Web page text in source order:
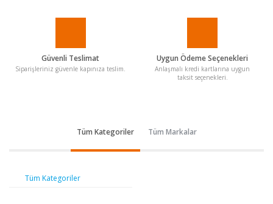
Güvenli Teslimat
Siparişleriniz güvenle kapınıza teslim.
Uygun Ödeme Seçenekleri
Anlaşmalı kredi kartlarına uygun
taksit seçenekleri.
Tüm Kategoriler Tüm Markalar
Tüm Kategoriler